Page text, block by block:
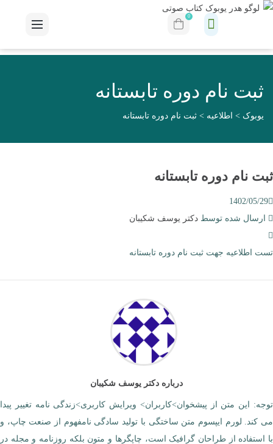
0
ثبت نام دوره تابستانه
یوبوک > اطلاعیه > ثبت نام دوره تابستانه
ثبت نام دوره تابستانه
1402/05/29
ارسال شده توسط دکتر یوسف شکیبان
تست اطلاعیه جهت ثبت نام دوره تابستانه
درباره دکتر یوسف شکیبان
توجه: این متن از پیشخوان>کاربران> ویرایش کاربری>زندگی نامه تغییر پیدا
می کند. لورم ایپسوم متن ساختگی با تولید سادگی نامفهوم از صنعت چاپ، و
با استفاده از طراحان گرافیک است، چاپگرها و متون بلکه روزنامه و مجله در